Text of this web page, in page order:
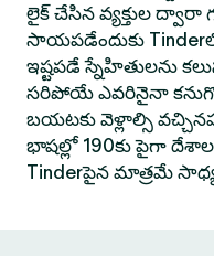
లైక్ చేసిన వ్యక్తుల
సాయపడేందుకు
ఇష్టపడే స్నేహితులను
సరిపోయే ఎవరినైనా
బయటకు వెళ్లాల్సి
భాషల్లో 190కు పైగా
Tinderపైన మాత్రమే